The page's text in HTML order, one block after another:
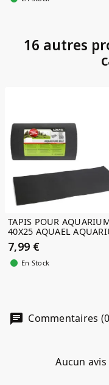
16 autres
TAPIS POUR
40X25 AQUAEL
MAT
7,99 €
En Stock
Commentaires
Aucun